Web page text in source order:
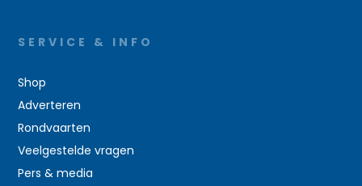
SERVICE & INFO
Shop
Adverteren
Rondvaarten
Veelgestelde vragen
Pers & media